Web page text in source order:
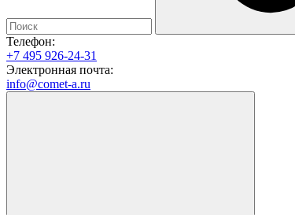
Телефон:
+7 495 926-24-31
Электронная почта:
info@comet-a.ru